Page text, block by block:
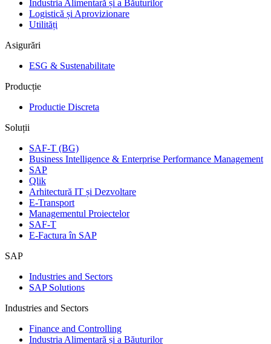
Industria Alimentară și a Băuturilor
Logistică și Aprovizionare
Utilități
Asigurări
ESG & Sustenabilitate
Producție
Productie Discreta
Soluții
SAF-T (BG)
Business Intelligence & Enterprise Performance Management
SAP
Qlik
Arhitectură IT și Dezvoltare
E-Transport
Managementul Proiectelor
SAF-T
E-Factura în SAP
SAP
Industries and Sectors
SAP Solutions
Industries and Sectors
Finance and Controlling
Industria Alimentară și a Băuturilor